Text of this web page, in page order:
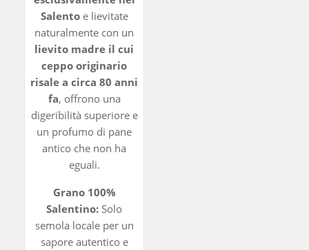
Salentoe lievitate
naturalmente con un
lievito madre il cui
ceppo originario
risale a circa 80 anni
fa, offrono una
digeribilità superiore e
un profumo di pane
antico che non ha
eguali.
Grano 100%
Salentino: Solo
semola locale per un
sapore autentico e